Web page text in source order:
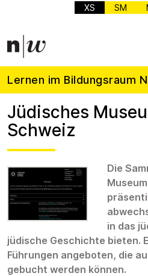
XS SM
Lernen im Bildungsraum
Jüdisches
Schweiz
Die
in das
jüdische Geschichte bieten.
Führungen angeboten, die
gebucht werden können.